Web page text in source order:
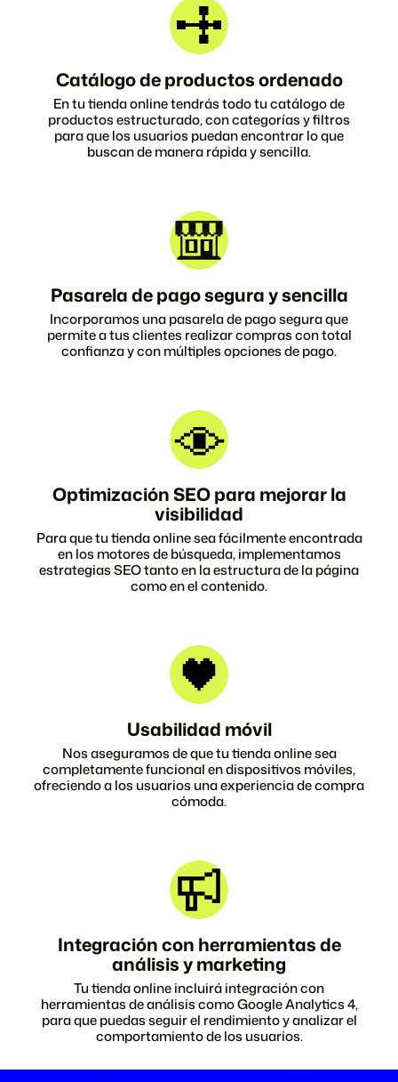
Catálogo de productos ordenado
En tu tienda online tendrás todo tu catálogo de
productos estructurado, con categorías y filtros
para que los usuarios puedan encontrar lo que
buscan de manera rápida y sencilla.
Pasarela de pago segura y sencilla
Incorporamos una pasarela de pago segura que
permite a tus clientes realizar compras con total
confianza y con múltiples opciones de pago.
Optimización SEO para mejorar la
visibilidad
Para que tu tienda online sea fácilmente encontrada
en los motores de búsqueda, implementamos
estrategias SEO tanto en la estructura de la página
como en el contenido.
Usabilidad móvil
Nos aseguramos de que tu tienda online sea
completamente funcional en dispositivos móviles,
ofreciendo a los usuarios una experiencia de compra
cómoda.
Integración con herramientas de
análisis y marketing
Tu tienda online incluirá integración con
herramientas de análisis como Google Analytics 4,
para que puedas seguir el rendimiento y analizar el
comportamiento de los usuarios.